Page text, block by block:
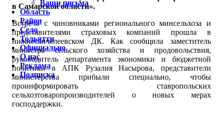
в Самарской области».
Встреча с чиновниками регионального минсельхоза и
представителями страховых компаний прошла в
нижнесанчелеевском ДК. Как сообщила заместитель
министра сельского хозяйства и продовольствия,
руководитель департамента экономики и бюджетной
политики в АПК Рузалия Насырова, представители
министерства прибыли специально, чтобы
проинформировать ставропольских
сельхозтоваропроизводителей о новых мерах
господдержки.
Ваши письма
Область
Район
Село
Тольятти
Официально
О нас
Реклама
Подписка